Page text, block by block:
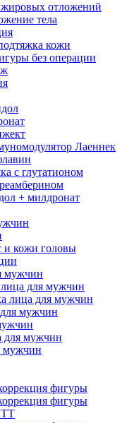
отложений
тела
кожи
без операции
Лаеннек
с глутатионом
+ милдронат
и кожи головы
мужчин
для мужчин
лица для мужчин
мужчин
для мужчин
мужчин
фигуры
фигуры